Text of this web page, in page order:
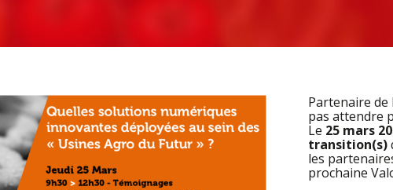
Partenaire de
pas attendre
Le 25 mars
transition(s)
les
prochaine